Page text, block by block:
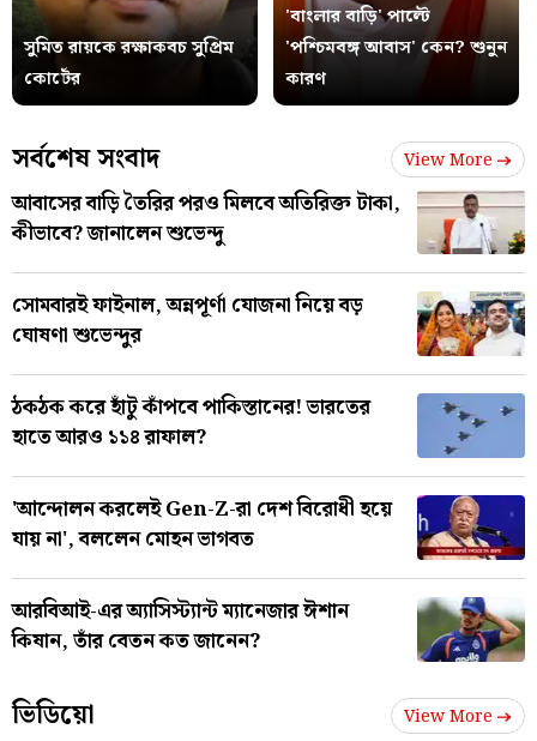
সুমিত রায়কে রক্ষাকবচ সুপ্রিম
কোর্টের
'বাংলার বাড়ি' পাল্টে
'পশ্চিমবঙ্গ আবাস' কেন? শুনুন
কারণ
সর্বশেষ সংবাদ View More
আবাসের বাড়ি তৈরির পরও মিলবে অতিরিক্ত টাকা,
কীভাবে? জানালেন শুভেন্দু
সোমবারই ফাইনাল, অন্নপূর্ণা যোজনা নিয়ে বড়
ঘোষণা শুভেন্দুর
ঠকঠক করে হাঁটু কাঁপবে পাকিস্তানের! ভারতের
হাতে আরও ১১৪ রাফাল?
'আন্দোলন করলেই Gen-Z-রা দেশ বিরোধী হয়ে
যায় না', বললেন মোহন ভাগবত
আরবিআই-এর অ্যাসিস্ট্যান্ট ম্যানেজার ঈশান
কিষান, তাঁর বেতন কত জানেন?
ভিডিয়ো View More